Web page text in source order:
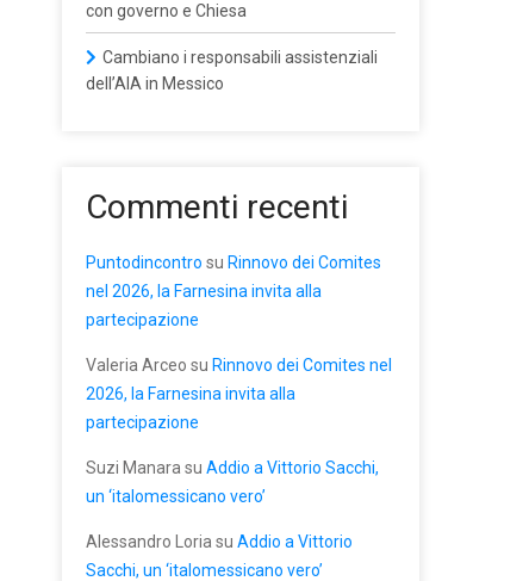
con governo e Chiesa
Cambiano i responsabili assistenziali
dell’AIA in Messico
Commenti recenti
Puntodincontro su Rinnovo dei Comites
nel 2026, la Farnesina invita alla
partecipazione
Valeria Arceo su Rinnovo dei Comites nel
2026, la Farnesina invita alla
partecipazione
Suzi Manara su Addio a Vittorio Sacchi,
un ‘italomessicano vero’
Alessandro Loria su Addio a Vittorio
Sacchi, un ‘italomessicano vero’